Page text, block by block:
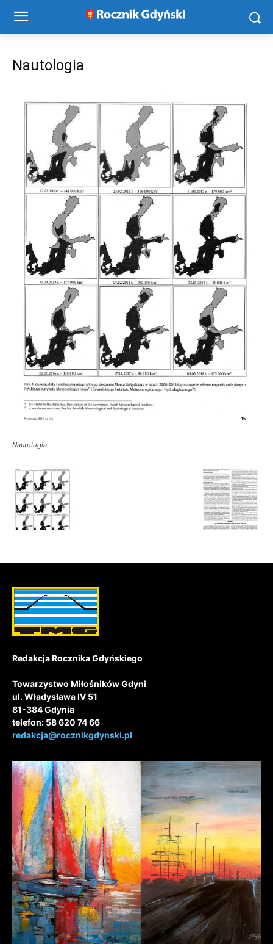
Nautologia
Nautologia
Redakcja Rocznika Gdyńskiego
Towarzystwo Miłośników Gdyni
ul. Władysława IV 51
81-384 Gdynia
telefon: 58 620 74 66
redakcja@rocznikgdynski.pl